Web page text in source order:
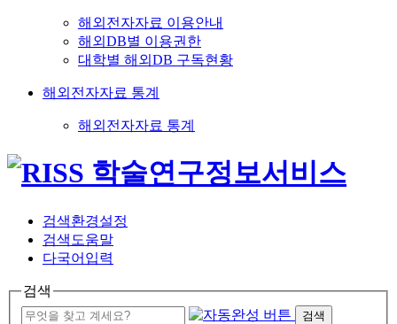
해외전자자료 이용안내
해외DB별 이용권한
대학별 해외DB 구독현황
해외전자자료 통계
해외전자자료 통계
검색환경설정
검색도움말
다국어입력
검색
검색